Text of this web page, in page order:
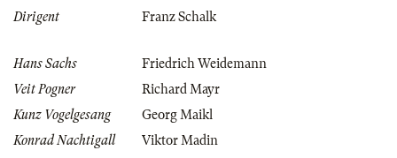
Dirigent
Franz Schalk
Hans Sachs
Friedrich Weidemann
Veit Pogner
Richard Mayr
Kunz Vogelgesang
Georg Maikl
Konrad Nachtigall
Viktor Madin